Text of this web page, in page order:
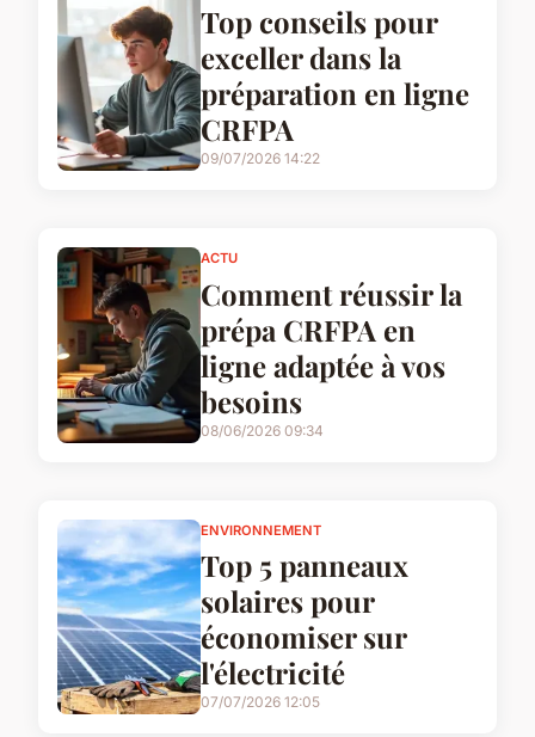
Top conseils pour
exceller dans la
préparation en ligne
CRFPA
09/07/2026 14:22
ACTU
Comment réussir la
prépa CRFPA en
ligne adaptée à vos
besoins
08/06/2026 09:34
ENVIRONNEMENT
Top 5 panneaux
solaires pour
économiser sur
l'électricité
07/07/2026 12:05